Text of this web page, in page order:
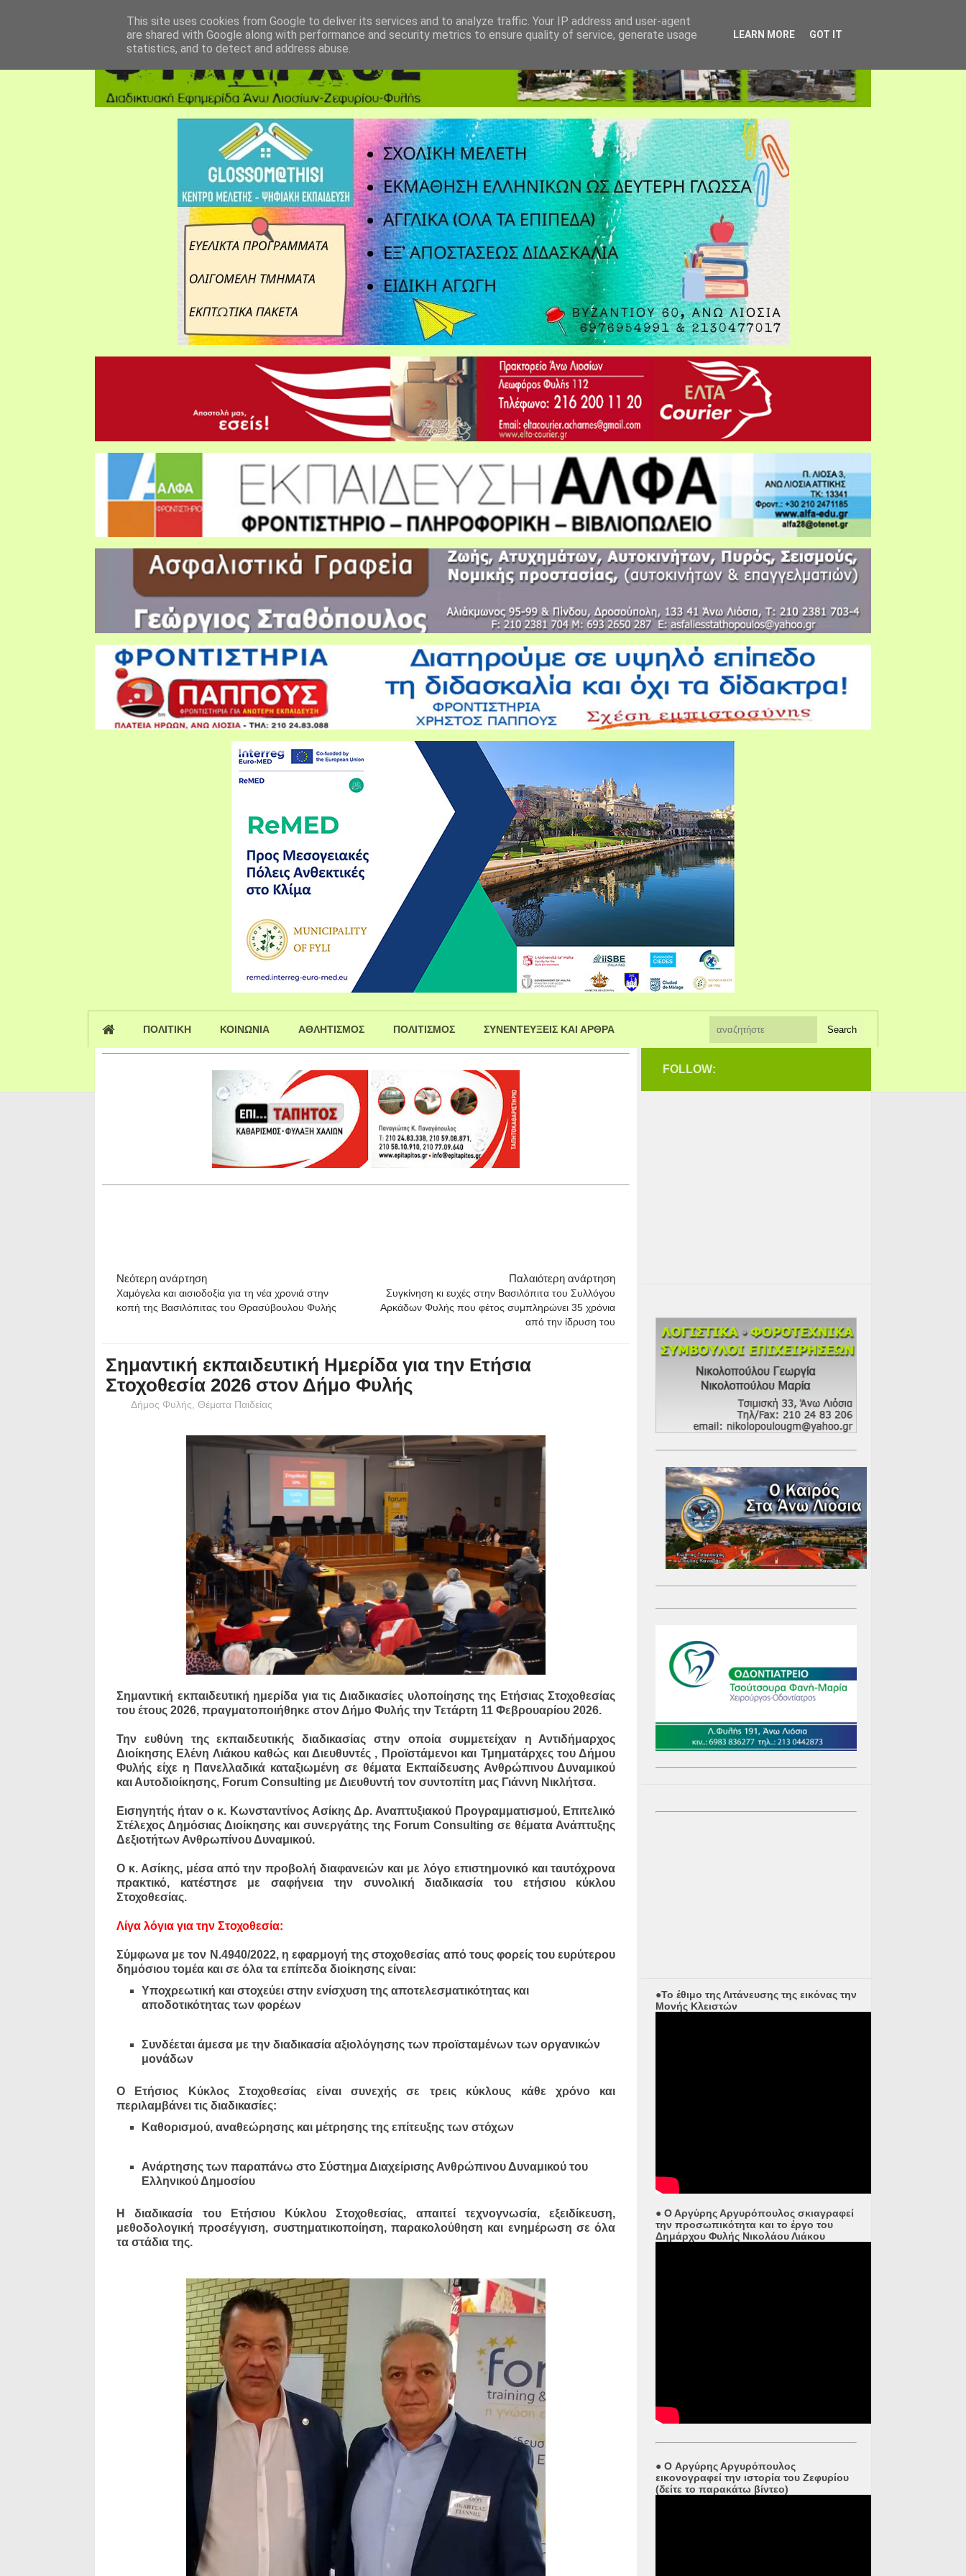
ΠΟΛΙΤΙΚΗ ΚΟΙΝΩΝΙΑ ΑΘΛΗΤΙΣΜΟΣ ΠΟΛΙΤΙΣΜΟΣ ΣΥΝΕΝΤΕΥΞΕΙΣ ΚΑΙ ΑΡΘΡΑ
Νεότερη ανάρτηση
Χαμόγελα και αισιοδοξία για τη νέα χρονιά στην
κοπή της Βασιλόπιτας του Θρασύβουλου Φυλής
Παλαιότερη ανάρτηση
Συγκίνηση κι ευχές στην Βασιλόπιτα του Συλλόγου
Αρκάδων Φυλής που φέτος συμπληρώνει 35 χρόνια
από την ίδρυση του
Σημαντική εκπαιδευτική Ημερίδα για την Ετήσια
Στοχοθεσία 2026 στον Δήμο Φυλής
Δήμος Φυλής Θέματα Παιδείας
Σημαντική εκπαιδευτική ημερίδα για τις Διαδικασίες υλοποίησης της Ετήσιας Στοχοθεσίας
του έτους 2026, πραγματοποιήθηκε στον Δήμο Φυλής την Τετάρτη 11 Φεβρουαρίου 2026.
Την ευθύνη της εκπαιδευτικής διαδικασίας στην οποία συμμετείχαν η Αντιδήμαρχος
Διοίκησης Ελένη Λιάκου καθώς και Διευθυντές , Προϊστάμενοι και Τμηματάρχες του Δήμου
Φυλής είχε η Πανελλαδικά καταξιωμένη σε θέματα Εκπαίδευσης Ανθρώπινου Δυναμικού
και Αυτοδιοίκησης, Forum Consulting με Διευθυντή τον συντοπίτη μας Γιάννη Νικλήτσα.
Εισηγητής ήταν ο κ. Κωνσταντίνος Ασίκης Δρ. Αναπτυξιακού Προγραμματισμού, Επιτελικό
Στέλεχος Δημόσιας Διοίκησης και συνεργάτης της Forum Consulting σε θέματα Ανάπτυξης
Δεξιοτήτων Ανθρωπίνου Δυναμικού.
Ο κ. Ασίκης, μέσα από την προβολή διαφανειών και με λόγο επιστημονικό και ταυτόχρονα
πρακτικό, κατέστησε με σαφήνεια την συνολική διαδικασία του ετήσιου κύκλου
Στοχοθεσίας.
Λίγα λόγια για την Στοχοθεσία:
Σύμφωνα με τον Ν.4940/2022, η εφαρμογή της στοχοθεσίας από τους φορείς του ευρύτερου
δημόσιου τομέα και σε όλα τα επίπεδα διοίκησης είναι:
Υποχρεωτική και στοχεύει στην ενίσχυση της αποτελεσματικότητας και
αποδοτικότητας των φορέων
Συνδέεται άμεσα με την διαδικασία αξιολόγησης των προϊσταμένων των οργανικών
μονάδων
Ο Ετήσιος Κύκλος Στοχοθεσίας είναι συνεχής σε τρεις κύκλους κάθε χρόνο και
περιλαμβάνει τις διαδικασίες:
Καθορισμού, αναθεώρησης και μέτρησης της επίτευξης των στόχων
Ανάρτησης των παραπάνω στο Σύστημα Διαχείρισης Ανθρώπινου Δυναμικού του
Ελληνικού Δημοσίου
Η διαδικασία του Ετήσιου Κύκλου Στοχοθεσίας, απαιτεί τεχνογνωσία, εξειδίκευση,
μεθοδολογική προσέγγιση, συστηματικοποίηση, παρακολούθηση και ενημέρωση σε όλα
τα στάδια της.
FOLLOW:
●Το έθιμο της Λιτάνευσης της εικόνας την
Μονής Κλειστών
● Ο Αργύρης Αργυρόπουλος σκιαγραφεί
την προσωπικότητα και το έργο του
Δημάρχου Φυλής Νικολάου Λιάκου
● O Αργύρης Αργυρόπουλος
εικονογραφεί την ιστορία του Ζεφυρίου
(δείτε το παρακάτω βίντεο)
This site uses cookies from Google to deliver its services and to analyze traffic. Your IP address and user-agent
are shared with Google along with performance and security metrics to ensure quality of service, generate usage
statistics, and to detect and address abuse.
LEARN MORE GOT IT